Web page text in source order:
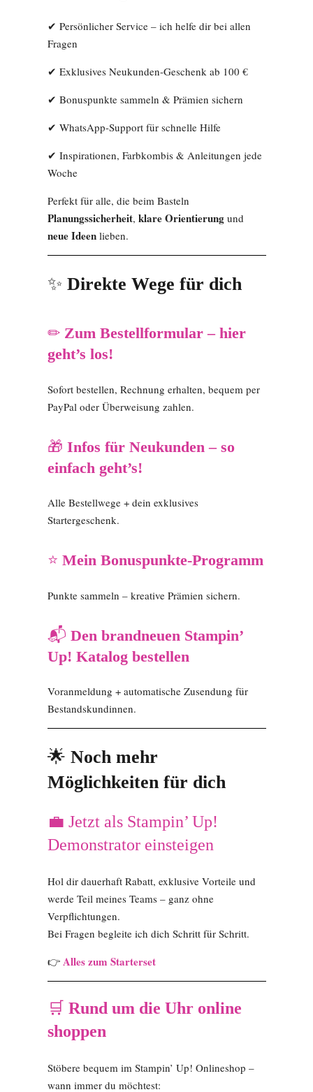
✔ Persönlicher Service – ich helfe dir bei allen
Fragen
✔ Exklusives Neukunden-Geschenk ab 100 €
✔ Bonuspunkte sammeln & Prämien sichern
✔ WhatsApp-Support für schnelle Hilfe
✔ Inspirationen, Farbkombis & Anleitungen jede
Woche
Perfekt für alle, die beim Basteln
Planungssicherheit, klare Orientierungund
neue Ideenlieben.
✨ Direkte Wege für dich
✏ Zum Bestellformular – hier
geht’s los!
Sofort bestellen, Rechnung erhalten, bequem per
PayPal oder Überweisung zahlen.
🎁 Infos für Neukunden – so
einfach geht’s!
Alle Bestellwege + dein exklusives
Startergeschenk.
⭐ Mein Bonuspunkte-Programm
Punkte sammeln – kreative Prämien sichern.
📬 Den brandneuen Stampin’
Up! Katalog bestellen
Voranmeldung + automatische Zusendung für
Bestandskundinnen.
🌟 Noch mehr
Möglichkeiten für dich
💼 Jetzt als Stampin’ Up!
Demonstrator einsteigen
Hol dir dauerhaft Rabatt, exklusive Vorteile und
werde Teil meines Teams – ganz ohne
Verpflichtungen.
Bei Fragen begleite ich dich Schritt für Schritt.
👉 Alles zum Starterset
🛒 Rund um die Uhr online
shoppen
Stöbere bequem im Stampin’ Up! Onlineshop –
wann immer du möchtest: